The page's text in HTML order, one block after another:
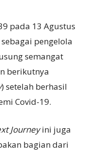
pada 13 Agustus
sebagai pengelola
semangat
berikutnya
) setelah berhasil
Covid-19.
Journeyini juga
bagian dari